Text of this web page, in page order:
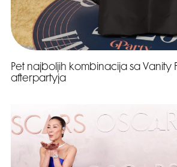
Pet najboljih kombinacija sa Vanity
afterpartyja